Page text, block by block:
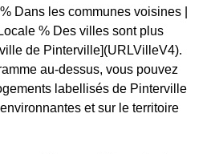
Dans les communes voisines |
% Des villes sont plus
de Pinterville](URLVilleV4).
au-dessus, vous pouvez
labellisés de Pinterville
et sur le territoire